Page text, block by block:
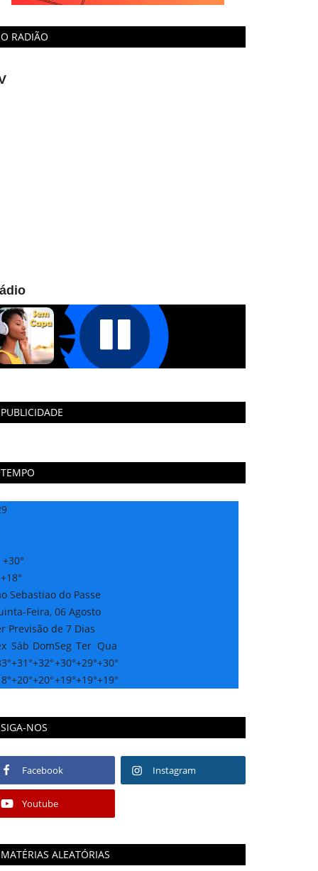
O RADIÃO
PUBLICIDADE
TEMPO
+30°
+18°
Sebastiao do Passe
Feira, 06 Agosto
Previsão de 7 Dias
Sáb DomSeg Ter Qua
+31°+32°+30°+29°+30°
+20°+20°+19°+19°+19°
SIGA-NOS
Facebook Instagram
Youtube
MATÉRIAS ALEATÓRIAS